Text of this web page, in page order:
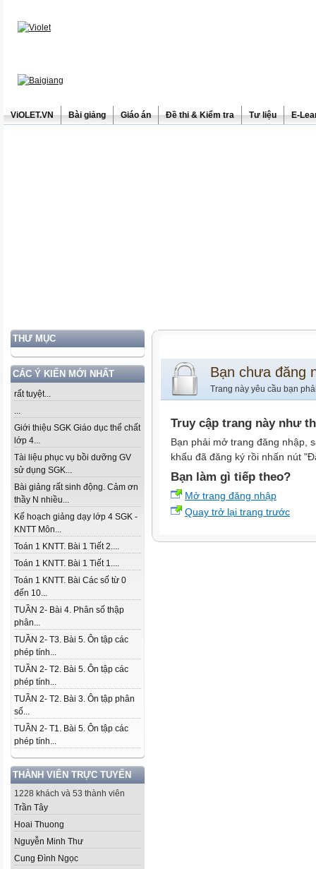
ViOLET.VN Bài giảng Giáo án Đề thi & Kiểm tra Tư liệu E-
THƯ MỤC
CÁC Ý KIẾN MỚI NHẤT
rất tuyệt...
...
Giới thiệu SGK Giáo dục thể chất
lớp 4...
Tài liệu phục vụ bồi dưỡng GV
sử dụng SGK...
Bài giảng rất sinh động. Cảm ơn
thầy N nhiều...
Kế hoạch giảng dạy lớp 4 SGK -
KNTT Môn...
Toán 1 KNTT. Bài 1 Tiết 2....
Toán 1 KNTT. Bài 1 Tiết 1....
Toán 1 KNTT. Bài Các số từ 0
đến 10...
TUẦN 2- Bài 4. Phân số thập
phân...
TUẦN 2- T3. Bài 5. Ôn tập các
phép tính...
TUẦN 2- T2. Bài 5. Ôn tập các
phép tính...
TUẦN 2- T2. Bài 3. Ôn tập phân
số...
TUẦN 2- T1. Bài 5. Ôn tập các
phép tính...
THÀNH VIÊN TRỰC TUYẾN
1228 khách và 53 thành viên
Trần Tây
Hoai Thuong
Nguyễn Minh Thư
Cung Đình Ngọc
Bạn chưa đăng
Trang này yêu cầu bạn
Truy cập trang này như
Bạn phải mở trang đăng nhập,
khẩu đã đăng ký rồi nhấn nút
Bạn làm gì tiếp theo?
Mở trang đăng nhập
Quay trở lại trang trước